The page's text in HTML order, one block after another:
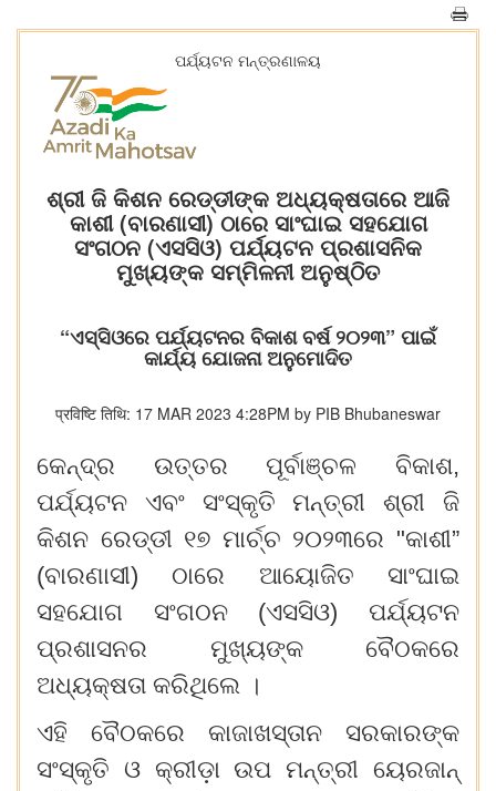
ପର୍ଯ୍ୟଟନ ମନ୍ତ୍ରଣାଳୟ
ଶ୍ରୀ ଜି କିଶନ ରେଡ୍ଡୀଙ୍କ ଅଧ୍ୟକ୍ଷତାରେ ଆଜି
କାଶୀ (ବାରଣାସୀ) ଠାରେ ସାଂଘାଇ ସହଯୋଗ
ସଂଗଠନ (ଏସସିଓ) ପର୍ଯ୍ୟଟନ ପ୍ରଶାସନିକ
ମୁଖ୍ୟଙ୍କ ସମ୍ମିଳନୀ ଅନୁଷ୍ଠିତ
“ଏସ୍‍ସିଓରେ ପର୍ଯ୍ୟଟନର ବିକାଶ ବର୍ଷ ୨୦୨୩” ପାଇଁ
କାର୍ଯ୍ୟ ଯୋଜନା ଅନୁମୋଦିତ
प्रविष्टि तिथि: 17 MAR 2023 4:28PM by PIB Bhubaneswar
କେନ୍ଦ୍ର ଉତ୍ତର
ପୂର୍ବାଞ୍ଚଳ ବିକାଶ,
ପର୍ଯ୍ୟଟନ
ଏବଂ ସଂସ୍କୃତି ମନ୍ତ୍ରୀ ଶ୍ରୀ
ଜି
କିଶନ ରେଡ୍ଡୀ ୧୭ ମାର୍ଚ୍ଚ ୨୦୨୩ରେ "କାଶୀ”
(ବାରଣାସୀ) ଠାରେ
ଆୟୋଜିତ
ସାଂଘାଇ
ସହଯୋଗ
ସଂଗଠନ (ଏସସିଓ) ପର୍ଯ୍ୟଟନ
ପ୍ରଶାସନର
ମୁଖ୍ୟଙ୍କ
ବୈଠକରେ
ଅଧ୍ୟକ୍ଷତା କରିଥିଲେ ।
ଏହି
ବୈଠକରେ କାଜାଖସ୍ତାନ
ସରକାରଙ୍କ
ସଂସ୍କୃତି ଓ କ୍ରୀଡ଼ା ଉପ ମନ୍ତ୍ରୀ ୟେରଜାନ୍